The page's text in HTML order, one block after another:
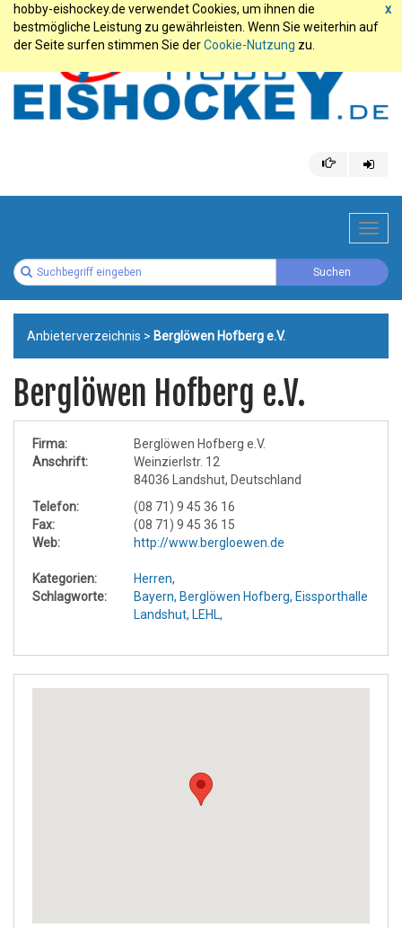
x
hobby-eishockey.de verwendet Cookies, um ihnen die
bestmögliche Leistung zu gewährleisten. Wenn Sie weiterhin auf
der Seite surfen stimmen Sie derCookie-Nutzung zu.
Anbieterverzeichnis > Berglöwen Hofberg e.V.
Berglöwen Hofberg e.V.
Firma:
Berglöwen Hofberg e.V.
Anschrift:
Weinzierlstr. 12
84036 Landshut, Deutschland
Telefon:
(08 71) 9 45 36 16
Fax:
(08 71) 9 45 36 15
Web:
http://www.bergloewen.de
Kategorien: Herren,
Schlagworte:
Bayern, Berglöwen Hofberg, Eissporthalle
Landshut, LEHL,